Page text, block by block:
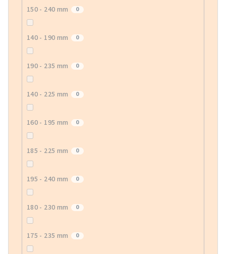
150 - 240 mm 0
140 - 190 mm 0
190 - 235 mm 0
140 - 225 mm 0
160 - 195 mm 0
185 - 225 mm 0
195 - 240 mm 0
180 - 230 mm 0
175 - 235 mm 0